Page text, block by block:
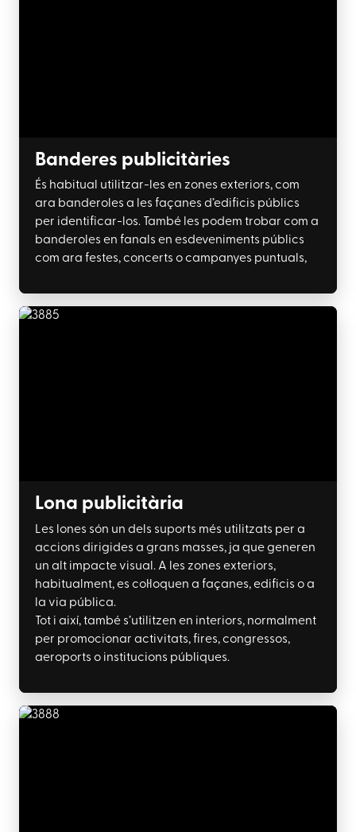
Banderes publicitàries
És habitual utilitzar-les en zones exteriors, com
ara banderoles a les façanes d’edificis públics
per identificar-los. També les podem trobar com a
banderoles en fanals en esdeveniments públics
com ara festes, concerts o campanyes puntuals,
Lona publicitària
Les lones són un dels suports més utilitzats per a
accions dirigides a grans masses, ja que generen
un alt impacte visual. A les zones exteriors,
habitualment, es col·loquen a façanes, edificis o a
la via pública.
Tot i així, també s’utilitzen en interiors, normalment
per promocionar activitats, fires, congressos,
aeroports o institucions públiques.